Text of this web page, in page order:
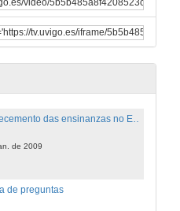
de 2009
Recoñecemento das ensinanzas no Espazo Europeo de Educación Superior
de 2009
de preguntas